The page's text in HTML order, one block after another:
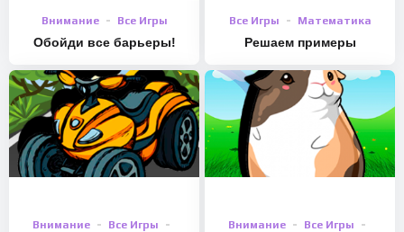
Внимание Все Игры
Обойди все барьеры!
Все Игры Математика
Решаем примеры
Внимание
Все Игры
Внимание
Все Игры